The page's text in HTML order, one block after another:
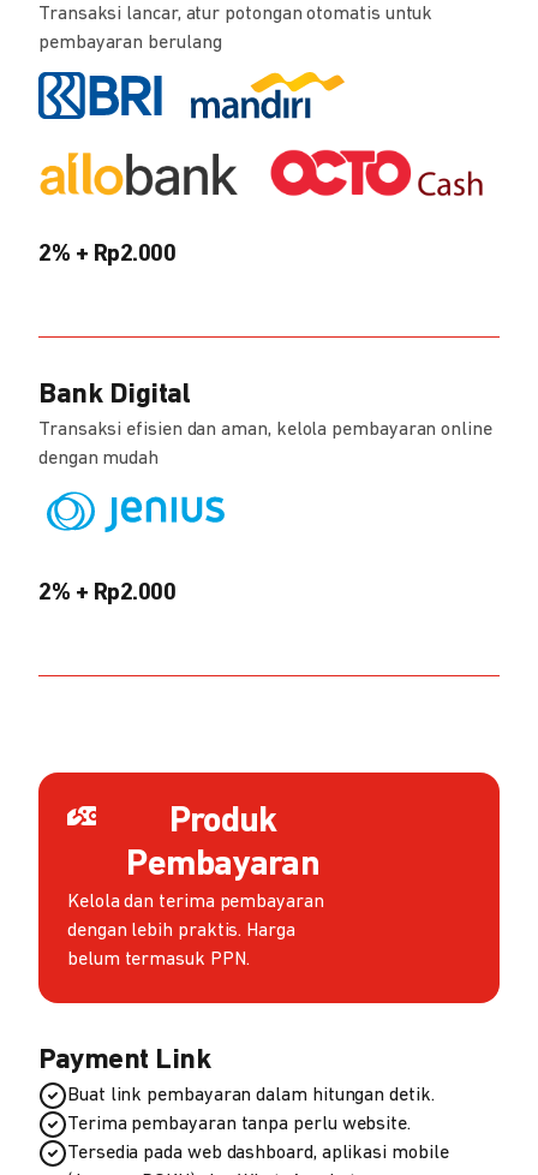
Transaksi lancar, atur potongan otomatis untuk
pembayaran berulang
2% + Rp2.000
Bank Digital
Transaksi efisien dan aman, kelola pembayaran online
dengan mudah
2% + Rp2.000
Produk
Pembayaran
Kelola dan terima pembayaran
dengan lebih praktis. Harga
belum termasuk PPN.
Payment Link
Buat link pembayaran dalam hitungan detik.
Terima pembayaran tanpa perlu website.
Tersedia pada web dashboard, aplikasi mobile